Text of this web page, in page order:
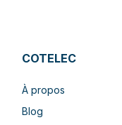
COTELEC
À propos
Blog